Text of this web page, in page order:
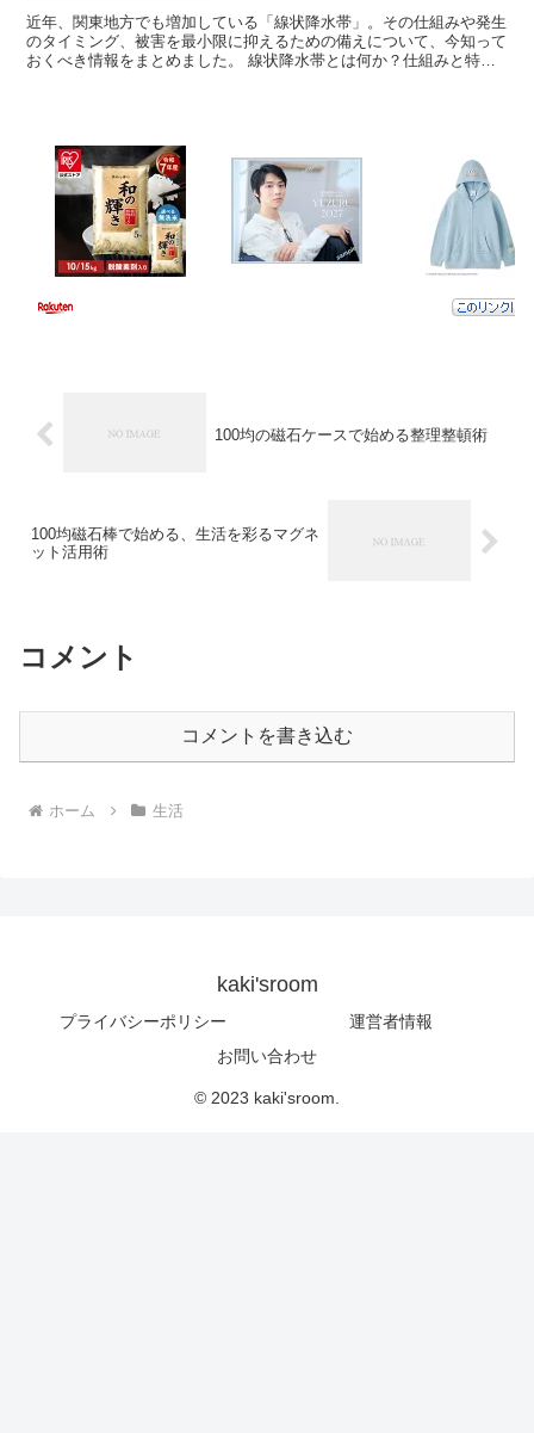
近年、関東地方でも増加している「線状降水帯」。その仕組みや発生
のタイミング、被害を最小限に抑えるための備えについて、今知って
おくべき情報をまとめました。 線状降水帯とは何か？仕組みと特徴
100均の磁石ケースで始める整理整頓術
100均磁石棒で始める、生活を彩るマグネ
ット活用術
コメント
コメントを書き込む
ホーム 生活
kaki'sroom
プライバシーポリシー
運営者情報
お問い合わせ
© 2023 kaki'sroom.